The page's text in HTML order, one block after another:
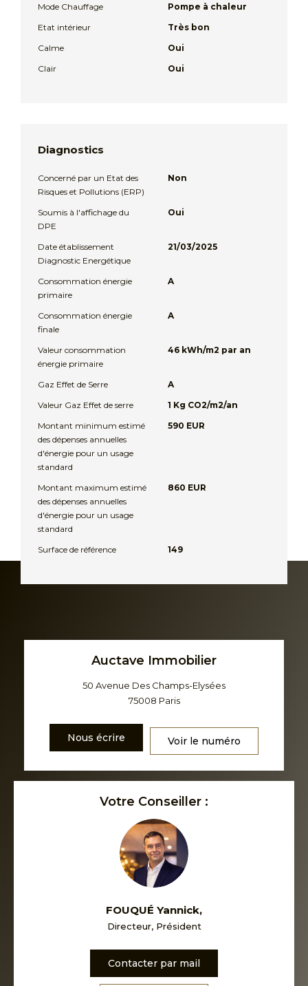
Mode Chauffage
Pompe à chaleur
Etat intérieur
Très bon
Calme
Oui
Clair
Oui
Diagnostics
Concerné par un Etat des
Risques et Pollutions (ERP)
Non
Soumis à l'affichage du
DPE
Oui
Date établissement
Diagnostic Energétique
21/03/2025
Consommation énergie
primaire
A
Consommation énergie
finale
A
Valeur consommation
énergie primaire
46 kWh/m2 par an
Gaz Effet de Serre
A
Valeur Gaz Effet de serre
1 Kg CO2/m2/an
Montant minimum estimé
des dépenses annuelles
d'énergie pour un usage
standard
590 EUR
Montant maximum estimé
des dépenses annuelles
d'énergie pour un usage
standard
860 EUR
Surface de référence 149
Auctave Immobilier
50 Avenue Des Champs-Elysées
75008 Paris
Nous écrire Voir le numéro
Votre Conseiller :
FOUQUÉ Yannick,
Directeur, Président
Contacter par mail